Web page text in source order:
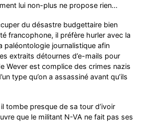
lui non-plus ne propose rien…
du désastre budgettaire bien
francophone, il préfère hurler avec la
paléontologie journalistique afin
extraits détournes d’e-mails pour
Wever est complice des crimes nazis
type qu’on a assassiné avant qu’ils
tombe presque de sa tour d’ivoir
que le militant N-VA ne fait pas ses